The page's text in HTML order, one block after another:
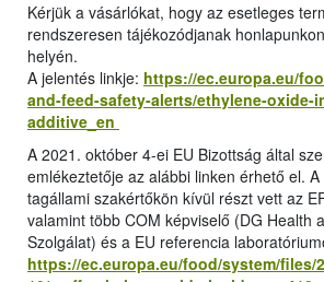
Kérjük a vásárlókat, hogy az esetleges
rendszeresen tájékozódjanak
helyén.
A jelentés linkje: https://ec.europa.eu/
and-feed-safety-alerts/ethylene-oxide-
additive_en
A 2021. október 4-ei EU Bizottság által
emlékeztetője az alábbi linken érhető el.
tagállami szakértőkön kívül részt vett az
valamint több COM képviselő (DG Health
Szolgálat) és a EU referencia
https://ec.europa.eu/food/system/files/